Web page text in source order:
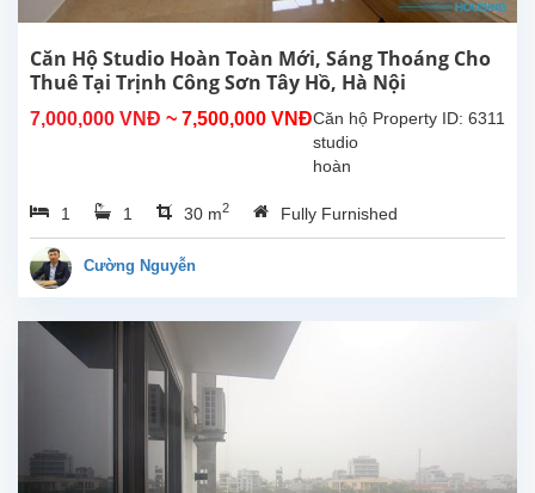
Căn Hộ Studio Hoàn Toàn Mới, Sáng Thoáng Cho
Thuê Tại Trịnh Công Sơn Tây Hồ, Hà Nội
7,000,000 VNĐ ~ 7,500,000 VNĐ Property ID: 6311
Căn hộ
studio
hoàn
mới tại
Trịnh
căn hộ
đươc
1 1 30 m2 Fully Furnished
Cường Nguyễn